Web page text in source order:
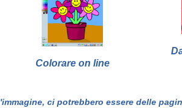
Colorare on line
ci potrebbero essere delle